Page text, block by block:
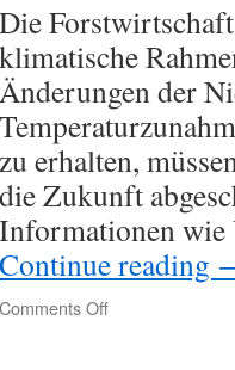
Die
klimatische
Änderungen der
zu erhalten,
die Zukunft
Informationen
Continue reading
Comments Off